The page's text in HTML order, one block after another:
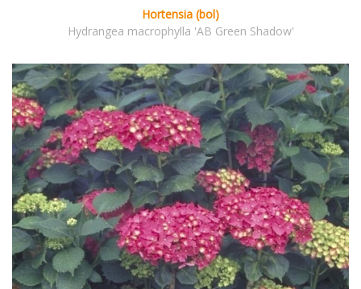
Hortensia (bol)
Hydrangea macrophylla 'AB Green Shadow'